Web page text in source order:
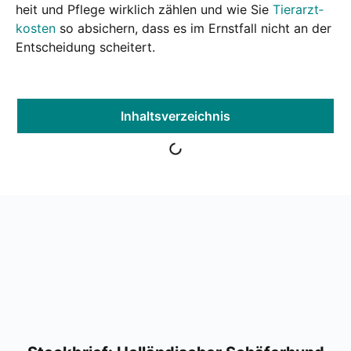
heit und Pfle­ge wirk­lich zäh­len und wie Sie Tier­arzt­
kos­ten so absi­chern, dass es im Ernst­fall nicht an der
Ent­schei­dung schei­tert.
Inhalts­ver­zeich­nis